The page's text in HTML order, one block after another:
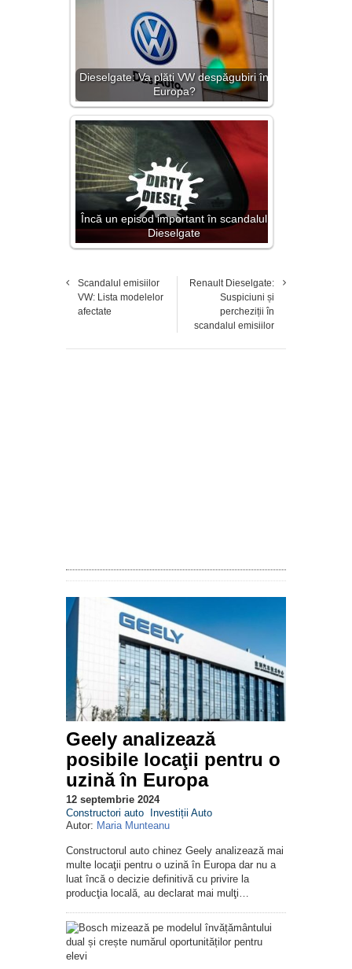
Dieselgate: Va plăti VW despăgubiri în
Europa?
Încă un episod important în scandalul
Dieselgate
Scandalul emisiilor
VW: Lista modelelor
afectate
Renault Dieselgate:
Suspiciuni și
percheziții în
scandalul emisiilor
Geely analizează
posibile locaţii pentru o
uzină în Europa
12 septembrie 2024
Constructori auto
Investiții Auto
Autor: Maria Munteanu
Constructorul auto chinez Geely analizează mai
multe locaţii pentru o uzină în Europa dar nu a
luat încă o decizie definitivă cu privire la
producţia locală, au declarat mai mulţi…